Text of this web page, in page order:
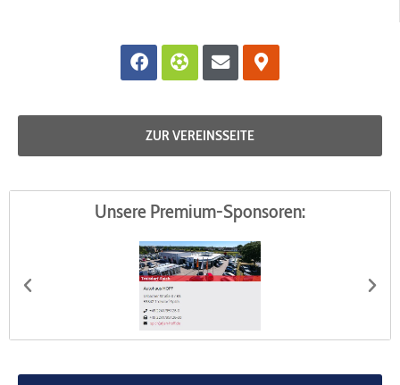
Facebook
FutbolEnvelope
Map-
marker-
alt
ZUR VEREINSSEITE
Unsere Premium-Sponsoren: